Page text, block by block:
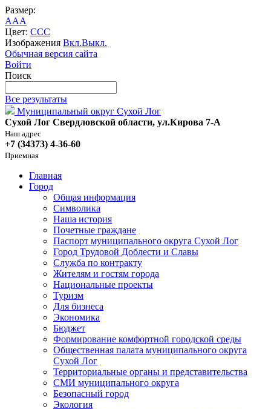
Размер:
AAA
Цвет: CCC
Изображения Вкл.Выкл.
Обычная версия сайта
Войти
Поиск
Все результаты
Муниципальный округ Сухой Лог
Сухой Лог Свердловской области, ул.Кирова 7-А
Наш адрес
+7 (34373) 4-36-60
Приемная
Главная
Город
Общая информация
Символика
Наша история
Почетные граждане
Паспорт муниципального округа Сухой Лог
Город Трудовой Доблести и Славы
Служба по контракту
Жителям и гостям города
Национальные проекты
Туризм
Для бизнеса
Экономика
Бюджет
Формирование комфортной городской среды
Общественная палата муниципального округа
Сухой Лог
Территориальные органы и представительства
СМИ муниципального округа
Безопасный город
Экология